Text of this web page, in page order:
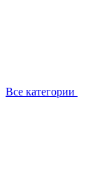
Все категории